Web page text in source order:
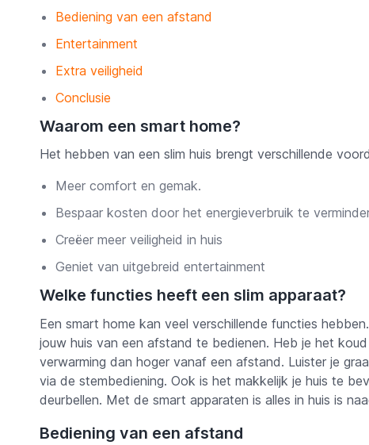
Bediening van een afstand
Entertainment
Extra veiligheid
Conclusie
Waarom een smart home?
Het hebben van een slim huis brengt verschillende
Meer comfort en gemak.
Bespaar kosten door het energieverbruik te
Creëer meer veiligheid in huis
Geniet van uitgebreid entertainment
Welke functies heeft een slim apparaat?
Een smart home kan veel verschillende functies
jouw huis van een afstand te bedienen. Heb je het
verwarming dan hoger vanaf een afstand. Luister je
via de stembediening. Ook is het makkelijk je huis te
deurbellen. Met de smart apparaten is alles in huis is
Bediening van een afstand